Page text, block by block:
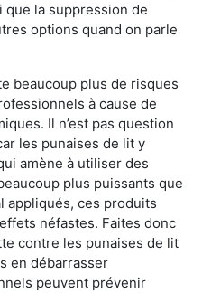
que la suppression de
options quand on parle
beaucoup plus de risques
à cause de
Il n’est pas question
les punaises de lit y
amène à utiliser des
plus puissants que
appliqués, ces produits
néfastes. Faites donc
contre les punaises de lit
en débarrasser
peuvent prévenir